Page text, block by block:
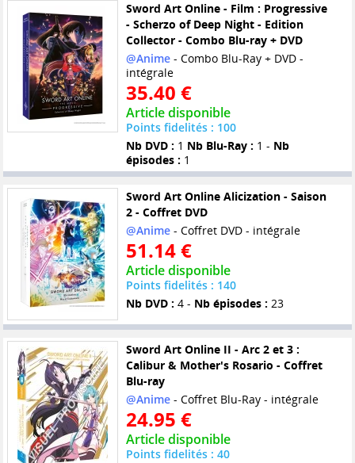
Sword Art Online - Film : Progressive
- Scherzo of Deep Night - Edition
Collector - Combo Blu-ray + DVD
@Anime- Combo Blu-Ray + DVD -
intégrale
35.40 €
Article disponible
Points fidelités : 100
Nb DVD : 1 Nb Blu-Ray : 1 - Nb
épisodes : 1
Sword Art Online Alicization - Saison
2 - Coffret DVD
@Anime- Coffret DVD - intégrale
51.14 €
Article disponible
Points fidelités : 140
Nb DVD : 4 - Nb épisodes : 23
Sword Art Online II - Arc 2 et 3 :
Calibur & Mother's Rosario - Coffret
Blu-ray
@Anime- Coffret Blu-Ray - intégrale
24.95 €
Article disponible
Points fidelités : 40